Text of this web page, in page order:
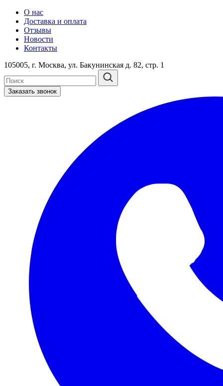
О нас
Доставка и оплата
Отзывы
Новости
Контакты
105005, г. Москва, ул. Бакунинская д. 82, стр. 1
Заказать звонок